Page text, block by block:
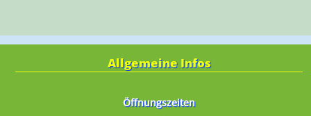
Allgemeine Infos
Öffnungszeiten